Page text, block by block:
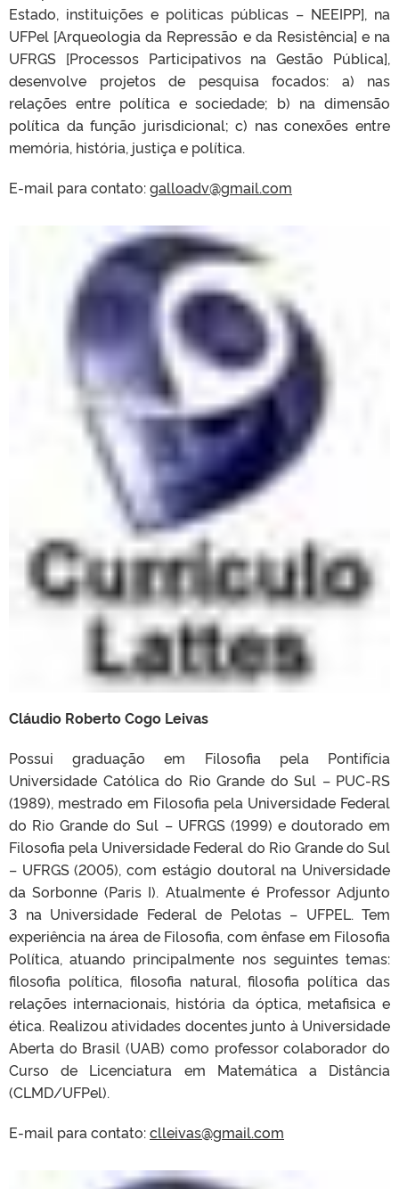
Estado, instituições e politicas públicas – NEEIPP], na
UFPel [Arqueologia da Repressão e da Resistência] e na
UFRGS [Processos Participativos na Gestão Pública],
desenvolve projetos de pesquisa focados: a) nas
relações entre política e sociedade; b) na dimensão
política da função jurisdicional; c) nas conexões entre
memória, história, justiça e política.
E-mail para contato:galloadv@gmail.com
Cláudio Roberto Cogo Leivas
Possui graduação em Filosofia pela Pontifícia
Universidade Católica do Rio Grande do Sul – PUC-RS
(1989), mestrado em Filosofia pela Universidade Federal
do Rio Grande do Sul – UFRGS (1999) e doutorado em
Filosofia pela Universidade Federal do Rio Grande do Sul
– UFRGS (2005), com estágio doutoral na Universidade
da Sorbonne (Paris I). Atualmente é Professor Adjunto
3 na Universidade Federal de Pelotas – UFPEL. Tem
experiência na área de Filosofia, com ênfase em Filosofia
Política, atuando principalmente nos seguintes temas:
filosofia política, filosofia natural, filosofia política das
relações internacionais, história da óptica, metafisica e
ética. Realizou atividades docentes junto à Universidade
Aberta do Brasil (UAB) como professor colaborador do
Curso de Licenciatura em Matemática a Distância
(CLMD/UFPel).
E-mail para contato:clleivas@gmail.com